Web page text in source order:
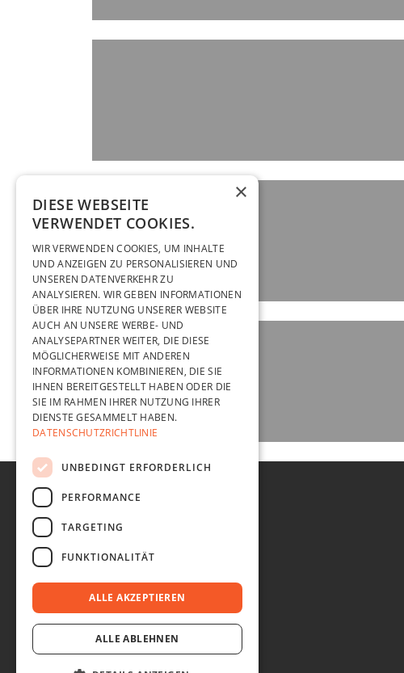
recht und ordnung
AGB
IMPRESSUM
DATENSCHUTZ
×
DIESE WEBSEITE
VERWENDET COOKIES.
WIR VERWENDEN COOKIES, UM INHALTE
UND ANZEIGEN ZU PERSONALISIEREN UND
UNSEREN DATENVERKEHR ZU
ANALYSIEREN. WIR GEBEN INFORMATIONEN
ÜBER IHRE NUTZUNG UNSERER WEBSITE
AUCH AN UNSERE WERBE- UND
ANALYSEPARTNER WEITER, DIE DIESE
MÖGLICHERWEISE MIT ANDEREN
INFORMATIONEN KOMBINIEREN, DIE SIE
IHNEN BEREITGESTELLT HABEN ODER DIE
SIE IM RAHMEN IHRER NUTZUNG IHRER
DIENSTE GESAMMELT HABEN.
DATENSCHUTZRICHTLINIE
UNBEDINGT ERFORDERLICH
PERFORMANCE
TARGETING
FUNKTIONALITÄT
ALLE AKZEPTIEREN
ALLE ABLEHNEN